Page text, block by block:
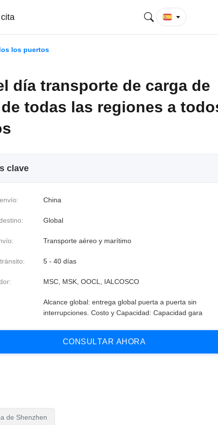
los puertos
día transporte de carga de
todas las regiones a
clave
China
Global
Transporte aéreo y marítimo
5 - 40 días
MSC, MSK, OOCL, IALCOSCO
Alcance global: entrega global puerta a puerta sin
interrupciones. Costo y Capacidad: Capacidad gara
CON SU LTAR AH ORA
de Shenzhen